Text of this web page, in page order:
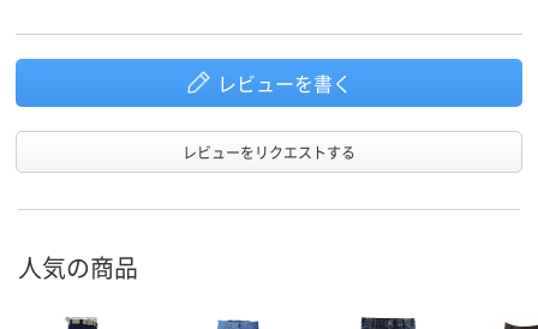
レビューを書く
レビューをリクエストする
人気の商品